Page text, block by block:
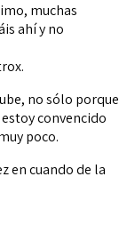
muchas
ahí y no
no sólo porque
convencido
poco.
en cuando de la